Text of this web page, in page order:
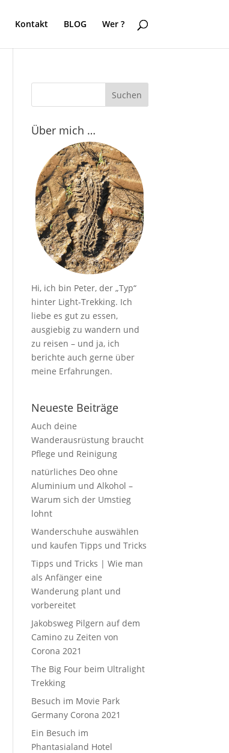
Kontakt BLOG Wer ?
Über mich …
Hi, ich bin Peter, der „Typ“
hinter Light-Trekking. Ich
liebe es gut zu essen,
ausgiebig zu wandern und
zu reisen – und ja, ich
berichte auch gerne über
meine Erfahrungen.
Neueste Beiträge
Auch deine
Wanderausrüstung braucht
Pflege und Reinigung
natürliches Deo ohne
Aluminium und Alkohol –
Warum sich der Umstieg
lohnt
Wanderschuhe auswählen
und kaufen Tipps und Tricks
Tipps und Tricks | Wie man
als Anfänger eine
Wanderung plant und
vorbereitet
Jakobsweg Pilgern auf dem
Camino zu Zeiten von
Corona 2021
The Big Four beim Ultralight
Trekking
Besuch im Movie Park
Germany Corona 2021
Ein Besuch im
Phantasialand Hotel